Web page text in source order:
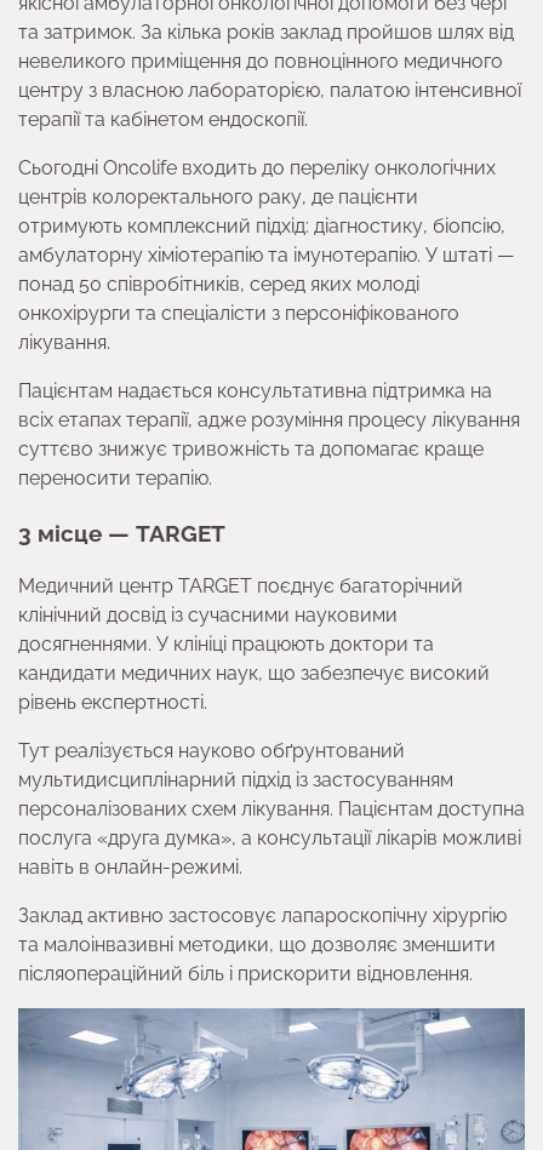
та затримок. За кілька років заклад пройшов шлях від
невеликого приміщення до повноцінного медичного
центру з власною лабораторією, палатою інтенсивної
терапії та кабінетом ендоскопії.
Сьогодні Oncolife входить до переліку онкологічних
центрів колоректального раку, де пацієнти
отримують комплексний підхід: діагностику, біопсію,
амбулаторну хіміотерапію та імунотерапію. У штаті —
понад 50 співробітників, серед яких молоді
онкохірурги та спеціалісти з персоніфікованого
лікування.
Пацієнтам надається консультативна підтримка на
всіх етапах терапії, адже розуміння процесу лікування
суттєво знижує тривожність та допомагає краще
переносити терапію.
3 місце — TARGET
Медичний центр TARGET поєднує багаторічний
клінічний досвід із сучасними науковими
досягненнями. У клініці працюють доктори та
кандидати медичних наук, що забезпечує високий
рівень експертності.
Тут реалізується науково обґрунтований
мультидисциплінарний підхід із застосуванням
персоналізованих схем лікування. Пацієнтам доступна
послуга «друга думка», а консультації лікарів можливі
навіть в онлайн-режимі.
Заклад активно застосовує лапароскопічну хірургію
та малоінвазивні методики, що дозволяє зменшити
післяопераційний біль і прискорити відновлення.